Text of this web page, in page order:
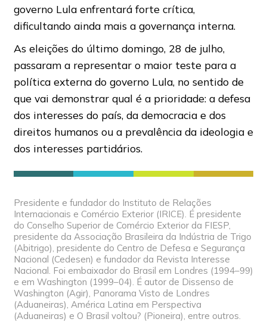
governo Lula enfrentará forte crítica,
dificultando ainda mais a governança interna.
As eleições do último domingo, 28 de julho,
passaram a representar o maior teste para a
política externa do governo Lula, no sentido de
que vai demonstrar qual é a prioridade: a defesa
dos interesses do país, da democracia e dos
direitos humanos ou a prevalência da ideologia e
dos interesses partidários.
Presidente e fundador do Instituto de Relações
Internacionais e Comércio Exterior (IRICE). É presidente
do Conselho Superior de Comércio Exterior da FIESP,
presidente da Associação Brasileira da Indústria de Trigo
(Abitrigo), presidente do Centro de Defesa e Segurança
Nacional (Cedesen) e fundador da Revista Interesse
Nacional. Foi embaixador do Brasil em Londres (1994–99)
e em Washington (1999–04). É autor de Dissenso de
Washington (Agir), Panorama Visto de Londres
(Aduaneiras), América Latina em Perspectiva
(Aduaneiras) e O Brasil voltou? (Pioneira), entre outros.